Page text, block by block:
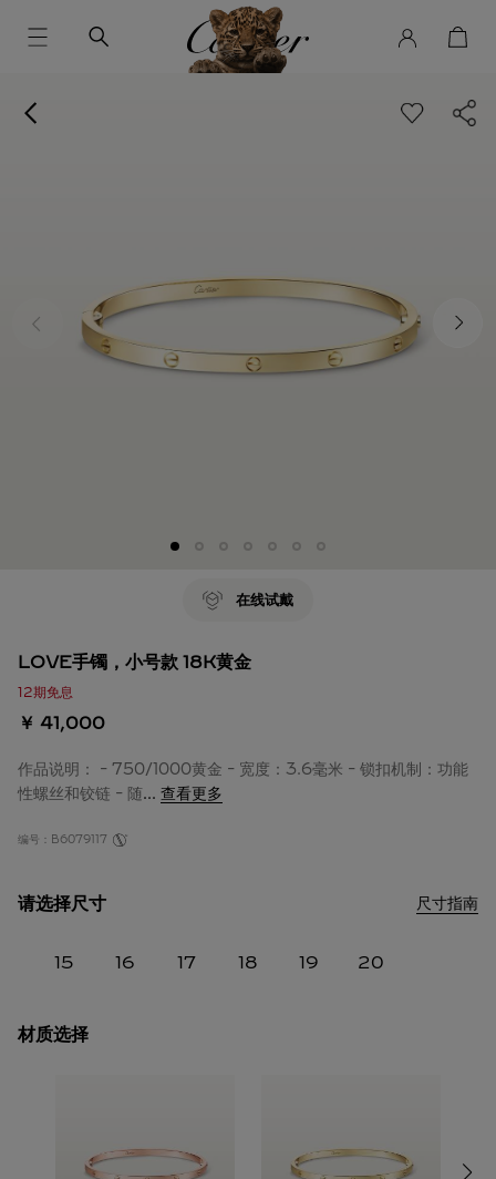
在线试戴
LOVE手镯，小号款 18K黄金
12期免息
￥ 41,000
作品说明： - 750/1000黄金 - 宽度：3.6毫米 - 锁扣机制：功能
性螺丝和铰链 - 随... 查看更多
编号： B6079117
请选择尺寸 尺寸指南
15 16 17 18 19 20
材质选择